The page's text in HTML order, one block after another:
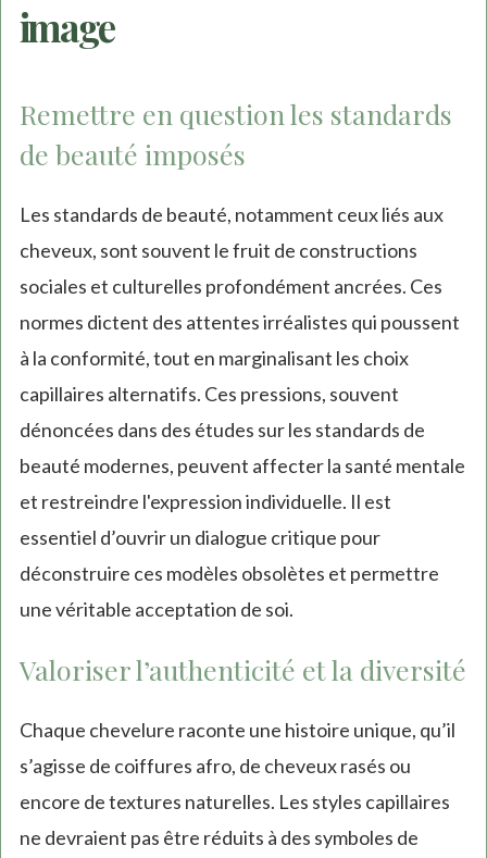
image
Remettre en question les standards
de beauté imposés
Les standards de beauté, notamment ceux liés aux
cheveux, sont souvent le fruit de constructions
sociales et culturelles profondément ancrées. Ces
normes dictent des attentes irréalistes qui poussent
à la conformité, tout en marginalisant les choix
capillaires alternatifs. Ces pressions, souvent
dénoncées dans des études sur les standards de
beauté modernes, peuvent affecter la santé mentale
et restreindre l'expression individuelle. Il est
essentiel d’ouvrir un dialogue critique pour
déconstruire ces modèles obsolètes et permettre
une véritable acceptation de soi.
Valoriser l’authenticité et la diversité
Chaque chevelure raconte une histoire unique, qu’il
s’agisse de coiffures afro, de cheveux rasés ou
encore de textures naturelles. Les styles capillaires
ne devraient pas être réduits à des symboles de